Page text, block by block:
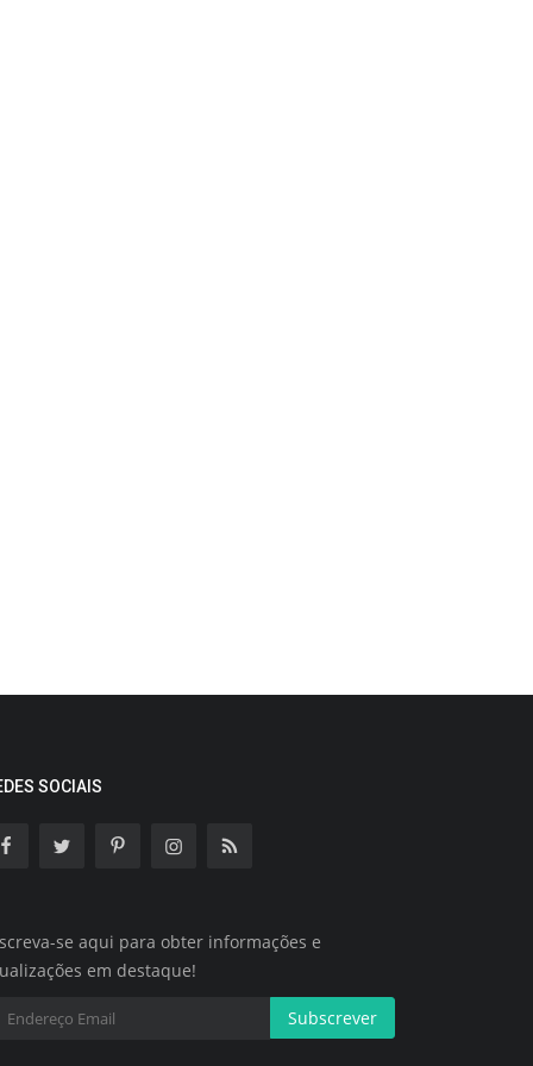
SOCIAIS
se aqui para obter informações e
em destaque!
Subscrever